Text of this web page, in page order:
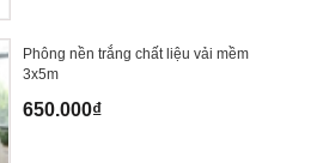
Phông nền trắng chất liệu vải mềm
3x5m
650.000₫